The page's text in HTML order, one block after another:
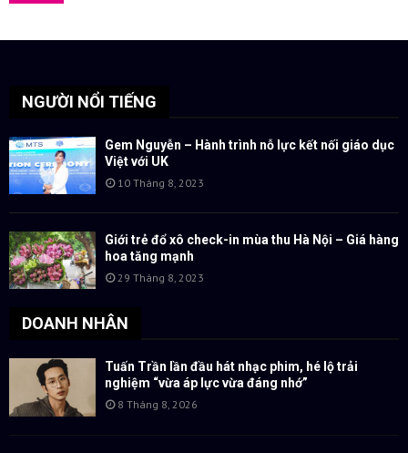
NGƯỜI NỔI TIẾNG
Gem Nguyễn – Hành trình nỗ lực kết nối giáo dục
Việt với UK
10 Tháng 8, 2023
Giới trẻ đổ xô check-in mùa thu Hà Nội – Giá hàng
hoa tăng mạnh
29 Tháng 8, 2023
DOANH NHÂN
Tuấn Trần lần đầu hát nhạc phim, hé lộ trải
nghiệm “vừa áp lực vừa đáng nhớ”
8 Tháng 8, 2026